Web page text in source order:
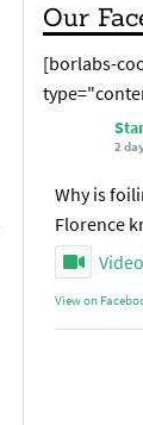
Our
[borlabs-
2
Why is
Florence
Video
View on